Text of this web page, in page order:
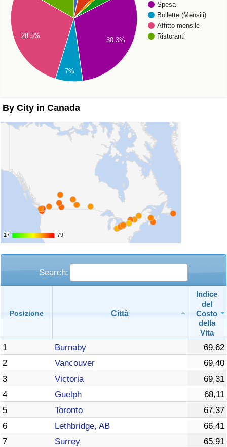
Spesa
Bollette (Mensili)
Affitto mensile
Ristoranti
30.3%
28.5%
7%
By City in Canada
17
17 79
79
Search:
Posizione Città
Indice
del
Costo
della
Vita
1 Burnaby
69,62
2
Vancouver
69,40
3
Victoria
69,31
4
Guelph
68,11
5
Toronto
67,37
6
Lethbridge, AB
66,41
7
Surrey
65,91